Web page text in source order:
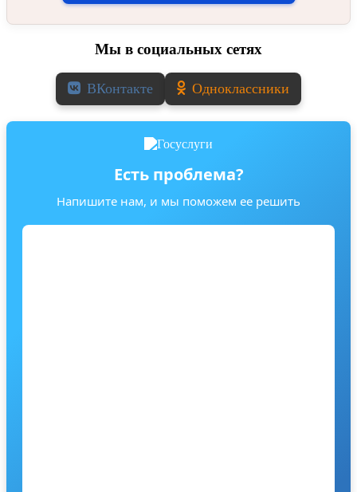
Мы в социальных сетях
ВКонтакте Одноклассники
Есть проблема?
Напишите нам, и мы поможем ее решить